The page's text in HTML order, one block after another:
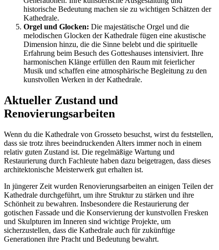
historische Bedeutung machen sie zu wichtigen Schätzen der
Kathedrale.
Orgel und Glocken: Die majestätische Orgel und die
melodischen Glocken der Kathedrale fügen eine akustische
Dimension hinzu, die die Sinne belebt und die spirituelle
Erfahrung beim Besuch des Gotteshauses intensiviert. Ihre
harmonischen Klänge erfüllen den Raum mit feierlicher
Musik und schaffen eine atmosphärische Begleitung zu den
kunstvollen Werken in der Kathedrale.
Aktueller Zustand und
Renovierungsarbeiten
Wenn du die Kathedrale von Grosseto besuchst, wirst du feststellen,
dass sie trotz ihres beeindruckenden Alters immer noch in einem
relativ guten Zustand ist. Die regelmäßige Wartung und
Restaurierung durch Fachleute haben dazu beigetragen, dass dieses
architektonische Meisterwerk gut erhalten ist.
In jüngerer Zeit wurden Renovierungsarbeiten an einigen Teilen der
Kathedrale durchgeführt, um ihre Struktur zu stärken und ihre
Schönheit zu bewahren. Insbesondere die Restaurierung der
gotischen Fassade und die Konservierung der kunstvollen Fresken
und Skulpturen im Inneren sind wichtige Projekte, um
sicherzustellen, dass die Kathedrale auch für zukünftige
Generationen ihre Pracht und Bedeutung bewahrt.